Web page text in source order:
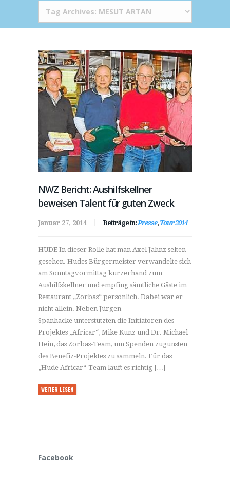
NWZ Bericht: Aushilfskellner
beweisen Talent für guten Zweck
Januar 27, 2014 Beiträge in: Presse, Tour 2014
HUDE In dieser Rolle hat man Axel Jahnz selten
gesehen. Hudes Bürgermeister verwandelte sich
am Sonntagvormittag kurzerhand zum
Aushilfskellner und empfing sämtliche Gäste im
Restaurant „Zorbas“ persönlich. Dabei war er
nicht allein. Neben Jürgen
Spanhacke unterstützten die Initiatoren des
Projektes „Africar“, Mike Kunz und Dr. Michael
Hein, das Zorbas-Team, um Spenden zugunsten
des Benefiz-Projektes zu sammeln. Für das
„Hude Africar“-Team läuft es richtig […]
WEITER LESEN
Facebook